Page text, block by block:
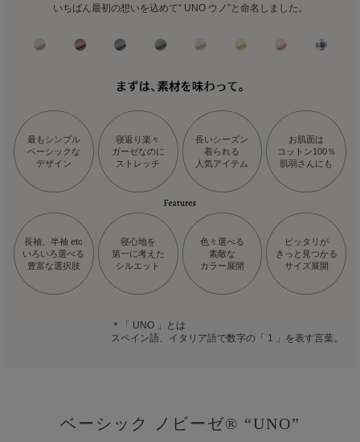
いちばん最初の想いを込めて“ UNO ウノ”と命名しました。
最もシンプル
ベーシックな
デザイン
寝返り楽々
ガーゼなのに
ストレッチ
長いシーズン
着られる
人気アイテム
お肌面は
コットン100％
肌弱さんにも
長袖、半袖 etc
いろいろ選べる
豊富な選択肢
寝心地を
第一に考えた
シルエット
色々選べる
素敵な
カラー展開
ピッタリが
きっと見つかる
サイズ展開
＊「 UNO 」とは
スペイン語、イタリア語で数字の「 1 」を表す言葉。
ベーシック ノビーゼ® “UNO”